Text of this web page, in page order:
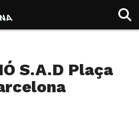
S.A.D Plaça